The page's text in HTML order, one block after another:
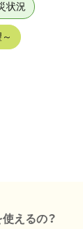
状況
えるの？